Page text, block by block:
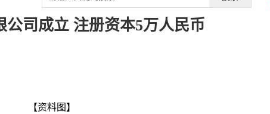
司成立 注册资本5万人民币
【资料图】